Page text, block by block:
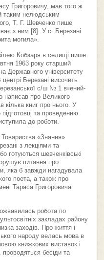
Григоровичу, мав того ж
таким нелюдським
Т. Г. Шевченко пише
з ним [8]. У с. Березані
могила».
Кобзаря в селищі пише
1963 року старший
Державного університету
Березані височить
с/ш № 1 вчений-
написав про Великого
кілька книг про нього. У
та проведенню
до роботи.
«Знання»
з лекціями та
готуються шевченківські
питання про
яка б завжди нагадувала
поета, а також про
Тараса Григоровича
робота по
закладах району
заходів. Про життя і
народу велась мова в
книжкових виставок і
проводяться бесіди та